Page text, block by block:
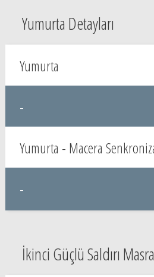
Yumurta Detayları
Yumurta
-
Yumurta - Macera
-
İkinci Güçlü Saldırı